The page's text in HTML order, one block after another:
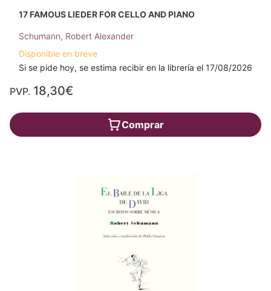
17 FAMOUS LIEDER FOR CELLO AND PIANO
Schumann, Robert Alexander
Disponible en breve
Si se pide hoy, se estima recibir en la librería el 17/08/2026
PVP. 18,30€
Comprar